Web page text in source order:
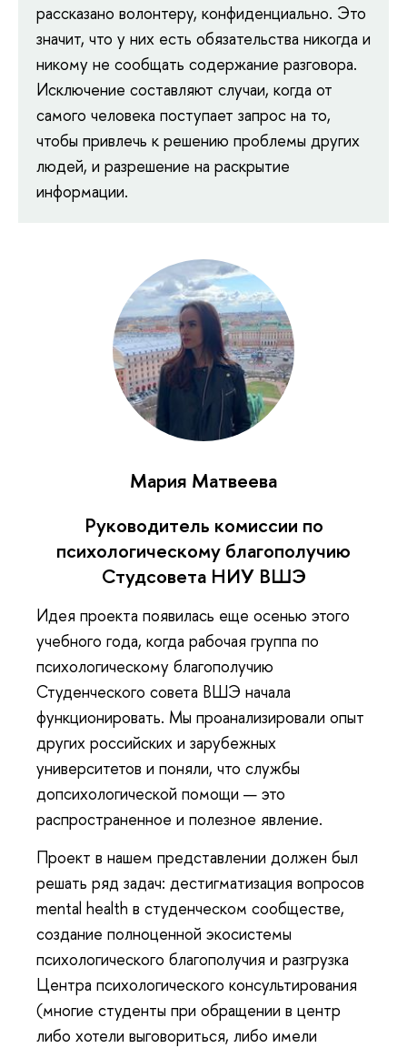
рассказано волонтеру, конфиденциально. Это
значит, что у них есть обязательства никогда и
никому не сообщать содержание разговора.
Исключение составляют случаи, когда от
самого человека поступает запрос на то,
чтобы привлечь к решению проблемы других
людей, и разрешение на раскрытие
информации.
Мария Матвеева
Руководитель комиссии по
психологическому благополучию
Студсовета НИУ ВШЭ
Идея проекта появилась еще осенью этого
учебного года, когда рабочая группа по
психологическому благополучию
Студенческого совета ВШЭ начала
функционировать. Мы проанализировали опыт
других российских и зарубежных
университетов и поняли, что службы
допсихологической помощи — это
распространенное и полезное явление.
Проект в нашем представлении должен был
решать ряд задач: дестигматизация вопросов
mental health в студенческом сообществе,
создание полноценной экосистемы
психологического благополучия и разгрузка
Центра психологического консультирования
(многие студенты при обращении в центр
либо хотели выговориться, либо имели